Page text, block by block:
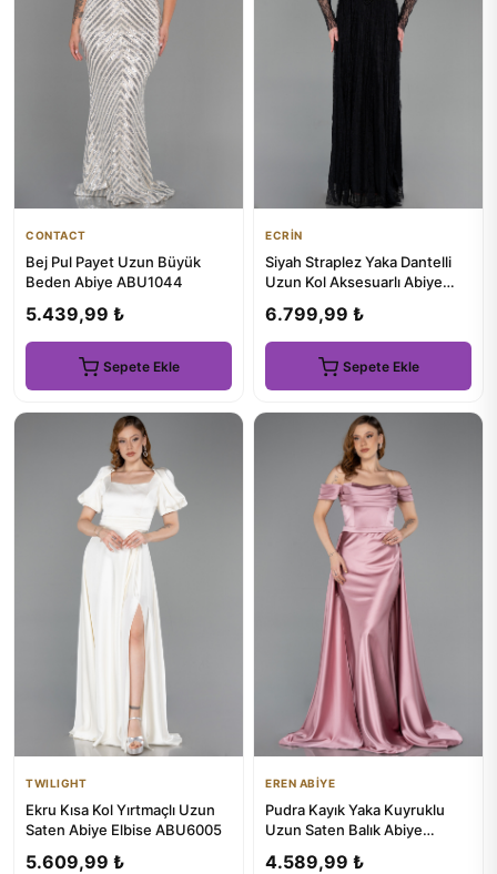
CONTACT
Bej Pul Payet Uzun Büyük
Beden Abiye ABU1044
5.439,99 ₺
Sepete Ekle
ECRİN
Siyah Straplez Yaka Dantelli
Uzun Kol Aksesuarlı Abiye
6.799,99 ₺
Sepete Ekle
TWILIGHT
Ekru Kısa Kol Yırtmaçlı Uzun
Saten Abiye Elbise ABU6005
5.609,99 ₺
EREN ABİYE
Pudra Kayık Yaka Kuyruklu
Uzun Saten Balık Abiye
4.589,99 ₺